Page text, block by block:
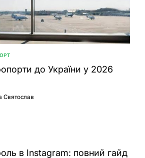
до України у 2026
Святослав
в Instagram: повний гайд